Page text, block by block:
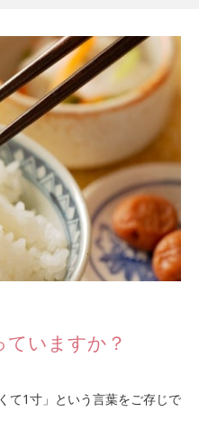
いますか？
て1寸」という言葉をご存じで